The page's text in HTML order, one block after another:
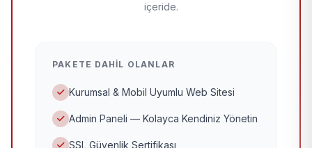
içeride.
PAKETE DAHIL OLANLAR
Kurumsal & Mobil Uyumlu Web Sitesi
Admin Paneli — Kolayca Kendiniz Yönetin
SSL Güvenlik Sertifikası